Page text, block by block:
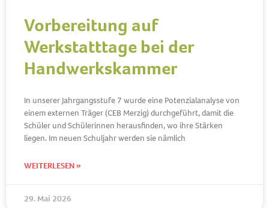
Vorbereitung auf
Werkstatttage bei der
Handwerkskammer
In unserer Jahrgangsstufe 7 wurde eine Potenzialanalyse von
einem externen Träger (CEB Merzig) durchgeführt, damit die
Schüler und Schülerinnen herausfinden, wo ihre Stärken
liegen. Im neuen Schuljahr werden sie nämlich
WEITERLESEN »
29. Mai 2026